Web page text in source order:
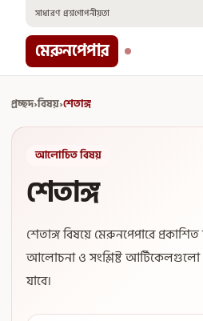
content
সাধারণ প্রশ্নগোপনীয়তা
মেরুনপেপার
প্রচ্ছদ›বিষয়›শেতাঙ্গ
আলোচিত বিষয়
শেতাঙ্গ
শেতাঙ্গ বিষয়ে মেরুনপেপারে প্রকাশিত
আলোচনা ও সংশ্লিষ্ট আর্টিকেলগুলো
যাবে।